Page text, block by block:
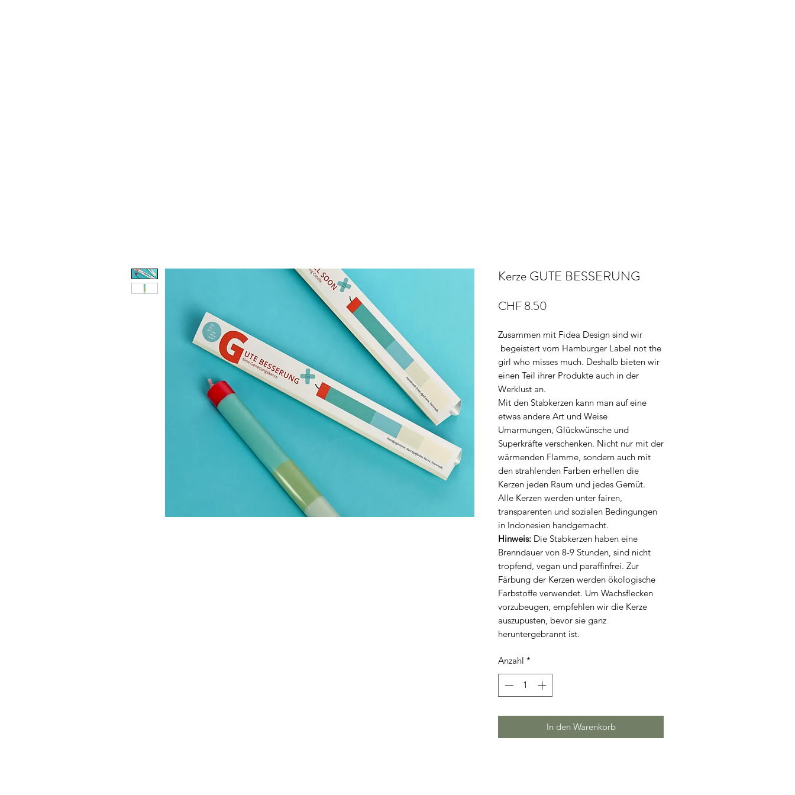
Kerze GUTE BESSERUNG
CHF 8.50
Zusammen mit Fidea Design sind wir
begeistert vom Hamburger Label not the
girl who misses much. Deshalb bieten wir
einen Teil ihrer Produkte auch in der
Werklust an.
Mit den Stabkerzen kann man auf eine
etwas andere Art und Weise
Umarmungen, Glückwünsche und
Superkräfte verschenken. Nicht nur mit der
wärmenden Flamme, sondern auch mit
den strahlenden Farben erhellen die
Kerzen jeden Raum und jedes Gemüt.
Alle Kerzen werden unter fairen,
transparenten und sozialen Bedingungen
in Indonesien handgemacht.
Hinweis: Die Stabkerzen haben eine
Brenndauer von 8-9 Stunden, sind nicht
tropfend, vegan und paraffinfrei. Zur
Färbung der Kerzen werden ökologische
Farbstoffe verwendet. Um Wachsflecken
vorzubeugen, empfehlen wir die Kerze
auszupusten, bevor sie ganz
heruntergebrannt ist.
Anzahl *
In den Warenkorb